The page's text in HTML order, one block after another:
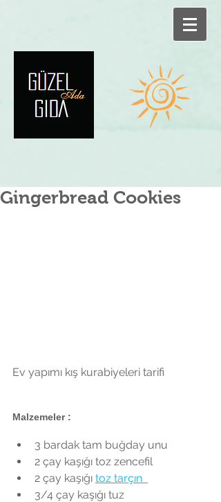
Gingerbread Cookies
Ev yapımı kış kurabiyeleri tarifi
Malzemeler :
3 bardak tam buğday unu
2 çay kaşığı toz zencefil
2 çay kaşığı toz tarçın
3/4 çay kaşığı tuz